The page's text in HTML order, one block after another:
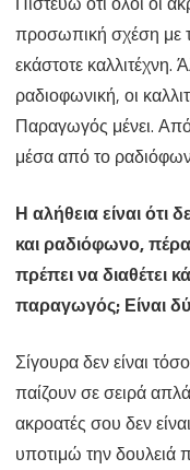
προσωπική σχέση με
εκάστοτε
ραδιοφωνική, οι
Παραγωγός μένει.
μέσα από το
Η αλήθεια είναι
και ραδιόφωνο,
πρέπει να διαθέτει
παραγωγός; Είναι
Σίγουρα δεν είναι
παίζουν σε σειρά
ακροατές σου δεν
υποτιμώ την δουλειά